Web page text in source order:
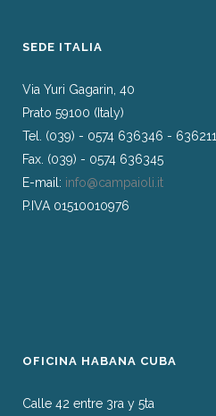
SEDE ITALIA
Via Yuri Gagarin, 40
Prato 59100 (Italy)
Tel. (039) - 0574 636346 - 636211
Fax. (039) - 0574 636345
E-mail: info@campaioli.it
P.IVA 01510010976
OFICINA HABANA CUBA
Calle 42 entre 3ra y 5ta